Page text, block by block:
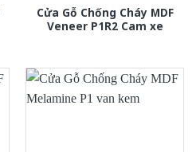
Cửa Gỗ Chống Cháy MDF
Veneer P1R2 Cam xe